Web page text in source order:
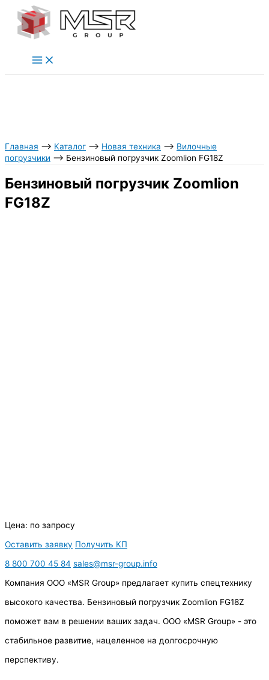
Перейти
Главная ⟶ Каталог ⟶ Новая техника ⟶ Вилочные
погрузчики ⟶ Бензиновый погрузчик Zoomlion FG18Z
Бензиновый погрузчик Zoomlion
FG18Z
Цена: по запросу
Оставить заявку Получить КП
8 800 700 45 84 sales@msr-group.info
Компания ООО «MSR Group» предлагает купить спецтехнику
высокого качества. Бензиновый погрузчик Zoomlion FG18Z
поможет вам в решении ваших задач. ООО «MSR Group» - это
стабильное развитие, нацеленное на долгосрочную
перспективу.